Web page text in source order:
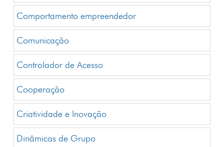
Comportamento empreendedor
Comunicação
Controlador de Acesso
Cooperação
Criatividade e Inovação
Dinâmicas de Grupo